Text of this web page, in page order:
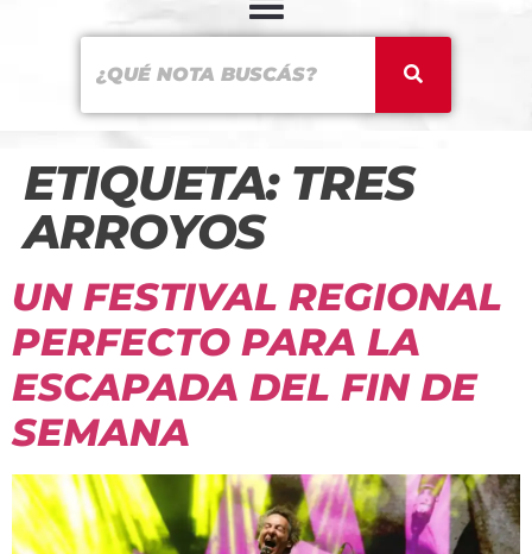
ETIQUETA: TRES
ARROYOS
UN FESTIVAL REGIONAL
PERFECTO PARA LA
ESCAPADA DEL FIN DE
SEMANA